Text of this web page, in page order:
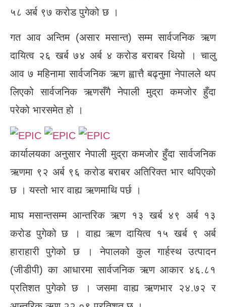
५८ अर्ब ९७ करोड पुगेको छ ।
गत आव अन्तिम (असार मसान्त) सम्म सार्वजनिक ऋण
दायित्व २६ खर्ब ७४ अर्ब ४ करोड बराबर थियो । चालु
आव ७ महिनामा सार्वजनिक ऋण ह्वात्तै बढ्नुमा नेपालले थप
लिएको सार्वजनिक ऋणसँगै नेपाली मुद्रा कमजोर हुँदा
परेको भारसमेत हो ।
कार्यालयका अनुसार नेपाली मुद्रा कमजोर हुँदा सार्वजनिक
ऋणमा ९२ अर्ब ९६ करोड बराबर अतिरिक्त भार थपिएको
छ । यस्तो भार वाह्य ऋणमाथि पर्छ ।
माघ मसान्तसम्म आन्तरिक ऋण १३ खर्ब ४९ अर्ब १३
करोड पुगेको छ । वाह्य ऋण दायित्व १५ खर्ब ९ अर्ब
हाराहारी पुगेको छ । नेपालको कुल गार्हस्थ उत्पादन
(जीडीपी) का आधारमा सार्वजनिक ऋण आकार ४६.८१
प्रतिशत पुगेको छ । जसमा वाह्य ऋणभार २४.७२ र